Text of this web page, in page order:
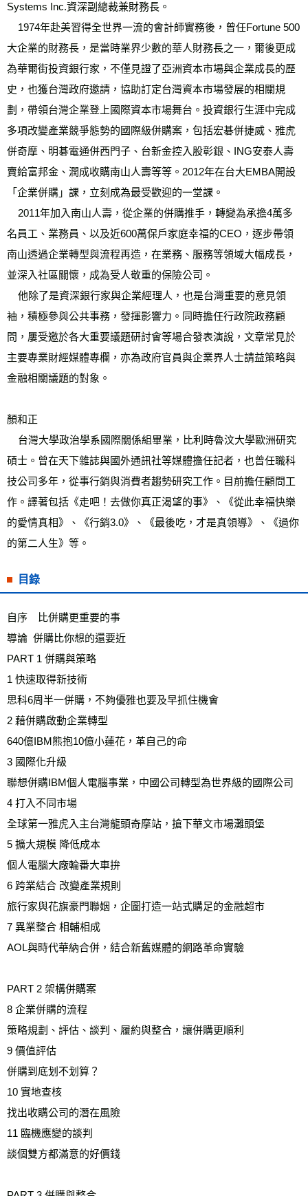
Systems Inc.資深副總裁兼財務長。
大企業的財務長，是當時業界少數的華人財務長之一，爾後更成
為華爾街投資銀行家，不僅見證了亞洲資本市場與企業成長的歷
史，也獲台灣政府邀請，協助訂定台灣資本市場發展的相關規
劃，帶領台灣企業登上國際資本市場舞台。投資銀行生涯中完成
多項改變產業競爭態勢的國際級併購案，包括宏碁併捷威、雅虎
併奇摩、明碁電通併西門子、台新金控入股彰銀、ING安泰人壽
賣給富邦金、潤成收購南山人壽等等。2012年在台大EMBA開設
「企業併購」課，立刻成為最受歡迎的一堂課。
名員工、業務員、以及近600萬保戶家庭幸福的CEO，逐步帶領
南山透過企業轉型與流程再造，在業務、服務等領域大幅成長，
並深入社區關懷，成為受人敬重的保險公司。
袖，積極參與公共事務，發揮影響力。同時擔任行政院政務顧
問，屢受邀於各大重要議題研討會等場合發表演說，文章常見於
主要專業財經媒體專欄，亦為政府官員與企業界人士請益策略與
金融相關議題的對象。
顏和正
碩士。曾在天下雜誌與國外通訊社等媒體擔任記者，也曾任職科
技公司多年，從事行銷與消費者趨勢研究工作。目前擔任顧問工
作。譯著包括《走吧！去做你真正渴望的事》、《從此幸福快樂
的愛情真相》、《行銷3.0》、《最後吃，才是真領導》、《過你
的第二人生》等。
目錄
自序　比併購更重要的事
導論  併購比你想的還要近
PART 1 併購與策略
1 快速取得新技術
思科6周半一併購，不夠優雅也要及早抓住機會
2 藉併購啟動企業轉型
640億IBM熊抱10億小蓮花，革自己的命
3 國際化升級
聯想併購IBM個人電腦事業，中國公司轉型為世界級的國際公司
4 打入不同市場
全球第一雅虎入主台灣龍頭奇摩站，搶下華文市場灘頭堡
5 擴大規模 降低成本
個人電腦大廠輪番大車拚
6 跨業結合 改變產業規則
旅行家與花旗豪門聯姻，企圖打造一站式購足的金融超市
7 異業整合 相輔相成
AOL與時代華納合併，結合新舊媒體的網路革命實驗
PART 2 架構併購案
8 企業併購的流程
策略規劃、評估、談判、履約與整合，讓併購更順利
9 價值評估
併購到底划不划算？
10 實地查核
找出收購公司的潛在風險
11 臨機應變的談判
談個雙方都滿意的好價錢